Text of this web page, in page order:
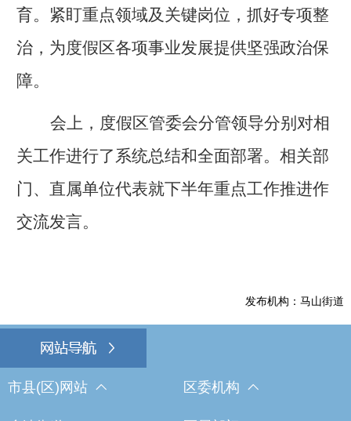
育。紧盯重点领域及关键岗位，抓好专项整
治，为度假区各项事业发展提供坚强政治保
障。
会上，度假区管委会分管领导分别对相
关工作进行了系统总结和全面部署。相关部
门、直属单位代表就下半年重点工作推进作
交流发言。
发布机构：马山街道
市县(区)网站 区委机构